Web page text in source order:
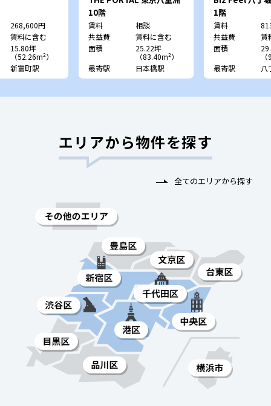
268,600円
賃料に含む
15.80坪
（52.26m²）
新富町駅
10階
賃料
相談
共益費
賃料に含む
面積
25.22坪
（83.40m²）
最寄駅
日本橋駅
三雄舎印刷本社
1階
賃料
共益費
賃
面積
最寄駅
八
エリアから物件を探す
全てのエリアから探す